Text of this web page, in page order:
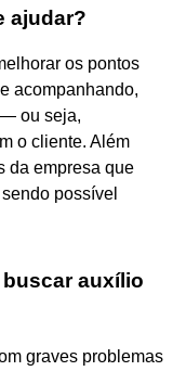
ajudar?
os pontos
acompanhando,
— ou seja,
o cliente. Além
da empresa que
possível
auxílio
graves problemas